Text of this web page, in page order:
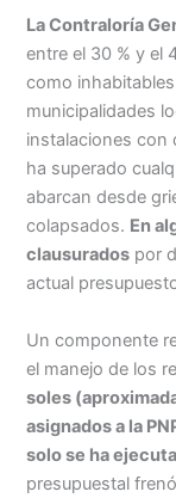
La Contraloría
entre el 30 % y el
como
municipalidades
instalaciones con
ha superado
abarcan desde
colapsados. En
clausurados por
actual
Un componente
el manejo de los
soles
asignados a la
solo se ha
presupuestal